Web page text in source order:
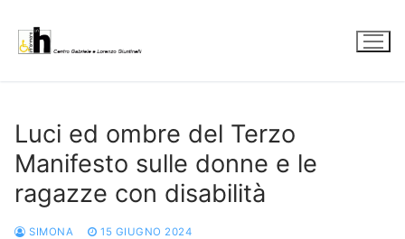
contenuto
Luci ed ombre del Terzo
Manifesto sulle donne e le
ragazze con disabilità
SIMONA 15 GIUGNO 2024